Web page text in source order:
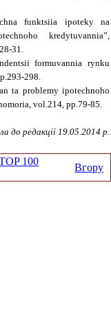
funktsiia ipoteky na
kredytuvannia”,
31.
formuvannia rynku
298.
ta problemy ipotechnoho
vol.214, pp.79-85.
до редакції 19.05.2014 р.
Вгору